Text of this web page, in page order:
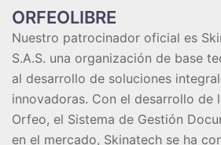
ORFEOLIBRE
Nuestro patrocinador oficial es
S.A.S. una organización de base
al desarrollo de soluciones
innovadoras. Con el desarrollo de
Orfeo, el Sistema de Gestión
en el mercado, Skinatech se ha